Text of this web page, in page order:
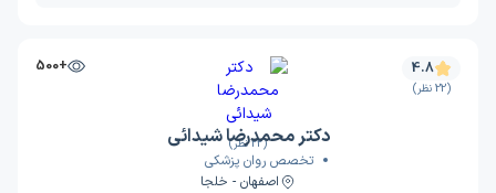
(22 نظر)
+500 4.8
(22 نظر)
دکتر محمدرضا شیدائی
تخصص روان پزشکی
اصفهان - خلجا